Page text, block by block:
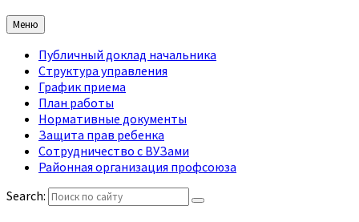
Меню
Публичный доклад начальника
Структура управления
График приема
План работы
Нормативные документы
Защита прав ребенка
Сотрудничество с ВУЗами
Районная организация профсоюза
Search: